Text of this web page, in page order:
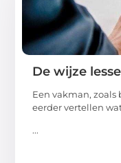
De wijze
Een vakman,
eerder vertellen
...